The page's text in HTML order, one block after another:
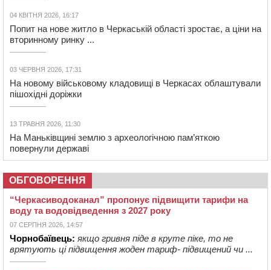
04 КВІТНЯ 2026, 16:17
Попит на нове житло в Черкаській області зростає, а ціни на
вторинному ринку ...
03 ЧЕРВНЯ 2026, 17:31
На новому військовому кладовищі в Черкасах облаштували
пішохідні доріжки
13 ТРАВНЯ 2026, 11:30
На Маньківщині землю з археологічною пам’яткою
повернули державі
ОБГОВОРЕННЯ
“Черкасиводоканал” пропонує підвищити тарифи на
воду та водовідведення з 2027 року
07 СЕРПНЯ 2026, 14:57
Чорнобаївець: якщо гривня піде в круте піке, то не
врятують ці підвищення жоден тариф- підвищений чи ...